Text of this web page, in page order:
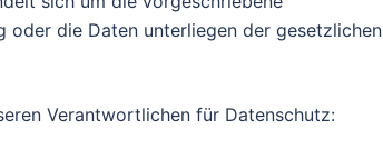
oder die Daten unterliegen der gesetzlichen
Verantwortlichen für Datenschutz: